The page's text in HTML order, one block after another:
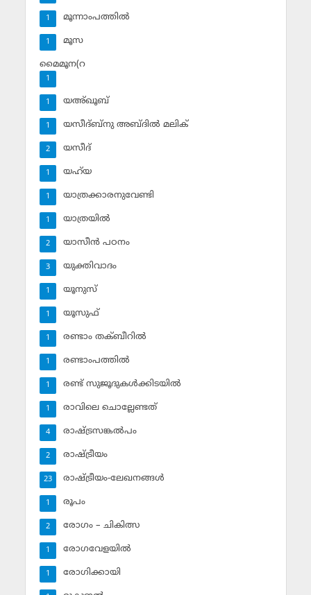
മൂന്നാംപത്തില്‍
1
മൂസ
1
മൈമൂന(റ
1
യഅ്ഖൂബ്‌
1
യസീദ്ബ്‌നു അബ്ദില്‍ മലിക്‌
1
യസീദ്‌
2
യഹ്‌യ
1
യാത്രക്കാരനുവേണ്ടി
1
യാത്രയില്‍
1
യാസീന്‍ പഠനം
2
യുക്തിവാദം
3
യൂനുസ്‌
1
യൂസുഫ്‌
1
രണ്ടാം തക്ബീറില്‍
1
രണ്ടാംപത്തില്‍
1
രണ്ട് സുജൂദുകള്‍ക്കിടയില്‍
1
രാവിലെ ചൊല്ലേണ്ടത്
1
രാഷ്ട്രസങ്കല്‍പം
4
രാഷ്ട്രീയം
2
രാഷ്ട്രീയം-ലേഖനങ്ങള്‍
23
രൂപം
1
രോഗം – ചികിത്സ
2
രോഗവേളയില്‍
1
രോഗിക്കായി
1